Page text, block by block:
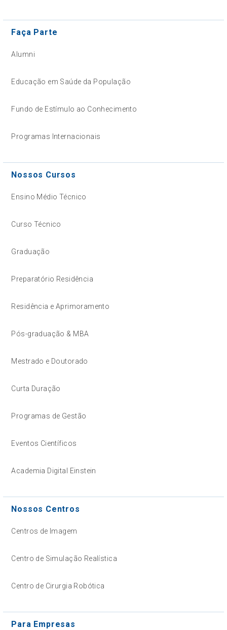
Faça Parte
Alumni
Educação em Saúde da População
Fundo de Estímulo ao Conhecimento
Programas Internacionais
Nossos Cursos
Ensino Médio Técnico
Curso Técnico
Graduação
Preparatório Residência
Residência e Aprimoramento
Pós-graduação & MBA
Mestrado e Doutorado
Curta Duração
Programas de Gestão
Eventos Científicos
Academia Digital Einstein
Nossos Centros
Centros de Imagem
Centro de Simulação Realística
Centro de Cirurgia Robótica
Para Empresas